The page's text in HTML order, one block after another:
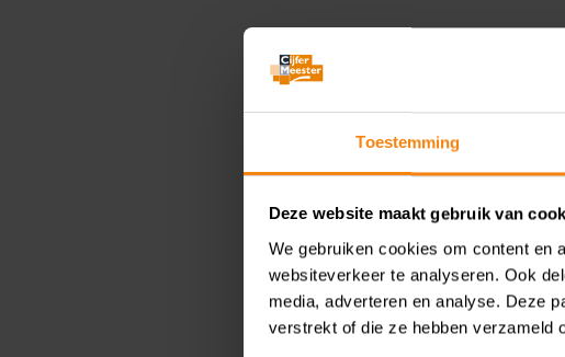
Toestemming
Deze website maakt gebruik van
We gebruiken cookies om content en
websiteverkeer te analyseren. Ook
media, adverteren en analyse. Deze
verstrekt of die ze hebben verzameld